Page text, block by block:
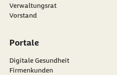
Verwaltungsrat
Vorstand
Portale
Digitale Gesundheit
Firmenkunden